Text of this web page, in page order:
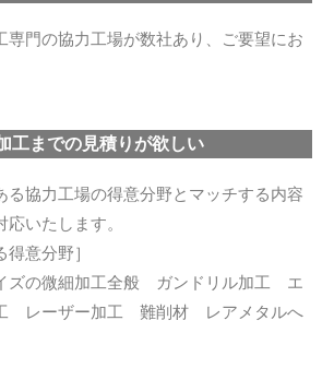
専門の協力工場が数社あり、ご要望にお
工までの見積りが欲しい
る協力工場の得意分野とマッチする内容
いたします。
得意分野］
ズの微細加工全般 ガンドリル加工 エ
レーザー加工 難削材 レアメタルへ